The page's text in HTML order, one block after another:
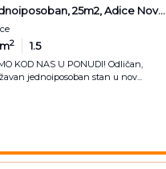
25m2, Adice Nov...
2 1.5
KOD NAS U PONUDI! Odličan,
jednoiposoban stan u nov...